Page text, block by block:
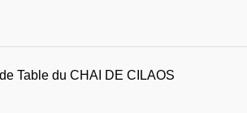
Table du CHAI DE CILAOS